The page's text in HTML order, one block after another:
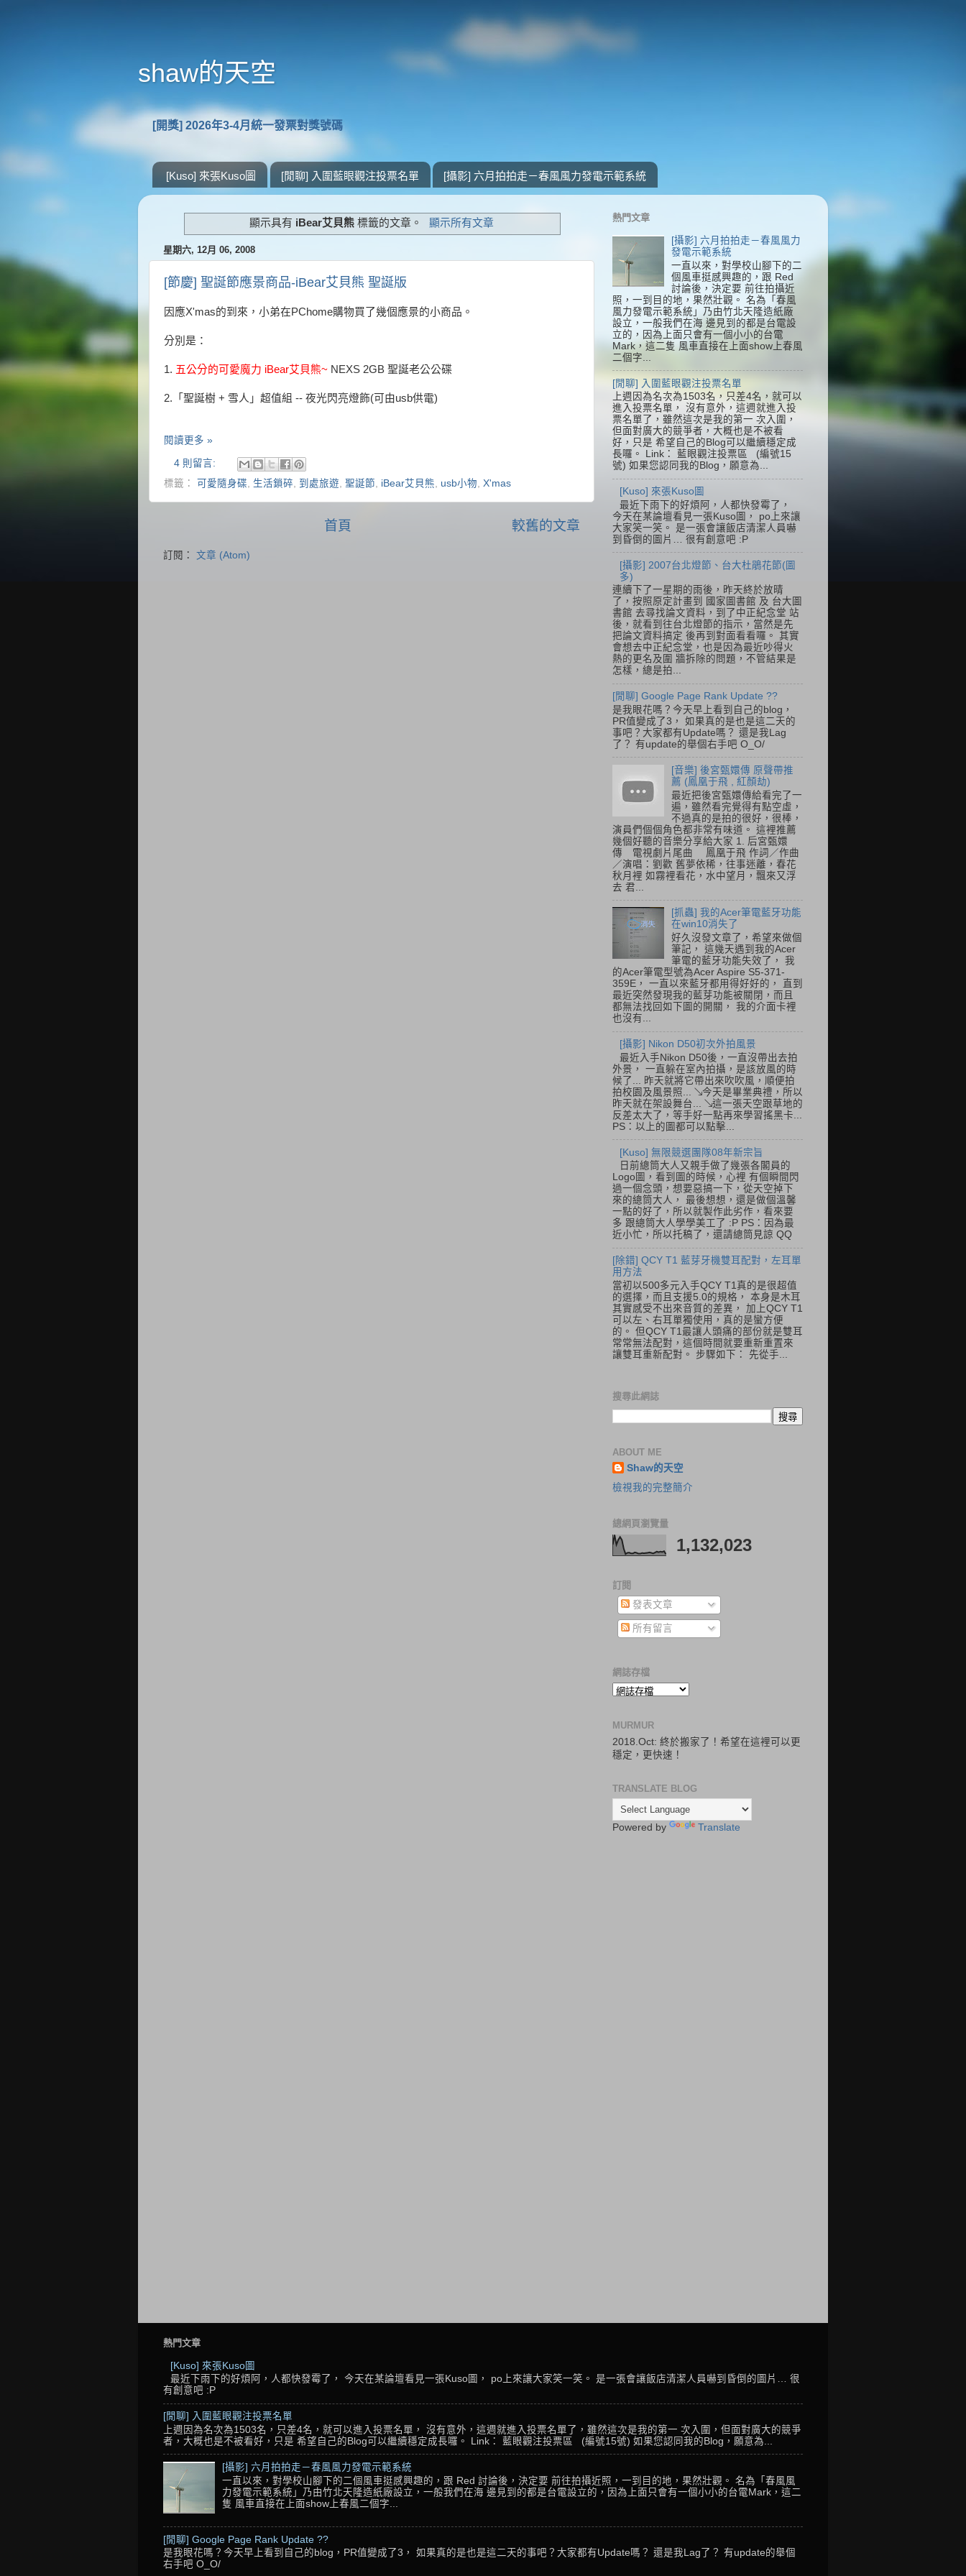
shaw的天空
[開獎] 2026年3-4月統一發票對獎號碼
[Kuso] 來張Kuso圖 [閒聊] 入圍藍眼觀注投票名單 [攝影] 六月拍拍走－春風風力發電示範系統
顯示具有 iBear艾貝熊 標籤的文章。 顯示所有文章
星期六, 12月 06, 2008
[節慶] 聖誕節應景商品-iBear艾貝熊 聖誕版
因應X'mas的到來，小弟在PChome購物買了幾個應景的小商品。
分別是：
1. 五公分的可愛魔力 iBear艾貝熊~ NEXS 2GB 聖誕老公公碟
2.「聖誕樹 + 雪人」超值組 -- 夜光閃亮燈飾(可由usb供電)
閱讀更多 »
4 則留言:
標籤：
可愛隨身碟 生活鎖碎 到處旅遊 聖誕節 iBear艾貝熊 usb小物 X'mas
較舊的文章
首頁
訂閱： 文章 (Atom)
熱門文章
[攝影] 六月拍拍走－春風風力
發電示範系統
一直以來，對學校山腳下的二
個風車挺感興趣的，跟 Red
討論後，決定要 前往拍攝近
照，一到目的地，果然壯觀。 名為「春風
風力發電示範系統」乃由竹北天隆造紙廠
設立，一般我們在海 邊見到的都是台電設
立的，因為上面只會有一個小小的台電
Mark，這二隻 風車直接在上面show上春風
二個字...
[閒聊] 入圍藍眼觀注投票名單
上週因為名次為1503名，只差4名，就可以
進入投票名單， 沒有意外，這週就進入投
票名單了，雖然這次是我的第一 次入圍，
但面對廣大的競爭者，大概也是不被看
好，只是 希望自己的Blog可以繼續穩定成
長囉。 Link： 藍眼觀注投票區 (編號15
號) 如果您認同我的Blog，願意為...
[Kuso] 來張Kuso圖
最近下雨下的好煩阿，人都快發霉了，
今天在某論壇看見一張Kuso圖， po上來讓
大家笑一笑。 是一張會讓飯店清潔人員嚇
到昏倒的圖片… 很有創意吧 :P
[攝影] 2007台北燈節、台大杜鵑花節(圖
多)
連續下了一星期的雨後，昨天終於放晴
了，按照原定計畫到 國家圖書館 及 台大圖
書館 去尋找論文資料，到了中正紀念堂 站
後，就看到往台北燈節的指示，當然是先
把論文資料搞定 後再到對面看看囉。 其實
會想去中正紀念堂，也是因為最近吵得火
熱的更名及圍 牆拆除的問題，不管結果是
怎樣，總是拍...
[閒聊] Google Page Rank Update ??
是我眼花嗎？今天早上看到自己的blog，
PR值變成了3， 如果真的是也是這二天的
事吧？大家都有Update嗎？ 還是我Lag
了？ 有update的舉個右手吧 O_O/
[音樂] 後宮甄嬛傳 原聲帶推
薦 (鳳凰于飛 , 紅顏劫)
最近把後宮甄嬛傳給看完了一
遍，雖然看完覺得有點空虛，
不過真的是拍的很好，很棒，
演員們個個角色都非常有味道。 這裡推薦
幾個好聽的音樂分享給大家 1. 后宮甄嬛
傳 電視劇片尾曲 鳳凰于飛 作詞／作曲
／演唱：劉歡 舊夢依稀，往事迷離，春花
秋月裡 如霧裡看花，水中望月，飄來又浮
去 君...
[抓蟲] 我的Acer筆電藍牙功能
在win10消失了
好久沒發文章了，希望來做個
筆記， 這幾天遇到我的Acer
筆電的藍牙功能失效了， 我
的Acer筆電型號為Acer Aspire S5-371-
359E， 一直以來藍牙都用得好好的， 直到
最近突然發現我的藍芽功能被關閉，而且
都無法找回如下圖的開關， 我的介面卡裡
也沒有...
[攝影] Nikon D50初次外拍風景
最近入手Nikon D50後，一直沒帶出去拍
外景， 一直躲在室內拍攝，是該放風的時
候了... 昨天就將它帶出來吹吹風，順便拍
拍校園及風景照... ↘今天是畢業典禮，所以
昨天就在架設舞台... ↘這一張天空跟草地的
反差太大了，等手好一點再來學習搖黑卡...
PS：以上的圖都可以點擊...
[Kuso] 無限競選團隊08年新宗旨
日前總筒大人又親手做了幾張各閣員的
Logo圖，看到圖的時候，心裡 有個瞬間閃
過一個念頭，想要惡搞一下，從天空掉下
來的總筒大人， 最後想想，還是做個溫馨
一點的好了，所以就製作此劣作，看來要
多 跟總筒大人學學美工了 :P PS：因為最
近小忙，所以托稿了，還請總筒見諒 QQ
[除錯] QCY T1 藍芽牙機雙耳配對，左耳單
用方法
當初以500多元入手QCY T1真的是很超值
的選擇，而且支援5.0的規格， 本身是木耳
其實感受不出來音質的差異， 加上QCY T1
可以左、右耳單獨使用，真的是蠻方便
的。 但QCY T1最讓人頭痛的部份就是雙耳
常常無法配對，這個時間就要重新重置來
讓雙耳重新配對。 步驟如下： 先從手...
搜尋此網誌
ABOUT ME
Shaw的天空
檢視我的完整簡介
總網頁瀏覽量
1,132,023
訂閱
發表文章
所有留言
網誌存檔
MURMUR
2018.Oct: 終於搬家了！希望在這裡可以更
穩定，更快速！
TRANSLATE BLOG
Powered by Translate
熱門文章
[Kuso] 來張Kuso圖
最近下雨下的好煩阿，人都快發霉了， 今天在某論壇看見一張Kuso圖， po上來讓大家笑一笑。 是一張會讓飯店清潔人員嚇到昏倒的圖片… 很
有創意吧 :P
[閒聊] 入圍藍眼觀注投票名單
上週因為名次為1503名，只差4名，就可以進入投票名單， 沒有意外，這週就進入投票名單了，雖然這次是我的第一 次入圍，但面對廣大的競爭
者，大概也是不被看好，只是 希望自己的Blog可以繼續穩定成長囉。 Link： 藍眼觀注投票區 (編號15號) 如果您認同我的Blog，願意為...
[攝影] 六月拍拍走－春風風力發電示範系統
一直以來，對學校山腳下的二個風車挺感興趣的，跟 Red 討論後，決定要 前往拍攝近照，一到目的地，果然壯觀。 名為「春風風
力發電示範系統」乃由竹北天隆造紙廠設立，一般我們在海 邊見到的都是台電設立的，因為上面只會有一個小小的台電Mark，這二
隻 風車直接在上面show上春風二個字...
[閒聊] Google Page Rank Update ??
是我眼花嗎？今天早上看到自己的blog，PR值變成了3， 如果真的是也是這二天的事吧？大家都有Update嗎？ 還是我Lag了？ 有update的舉個
右手吧 O_O/